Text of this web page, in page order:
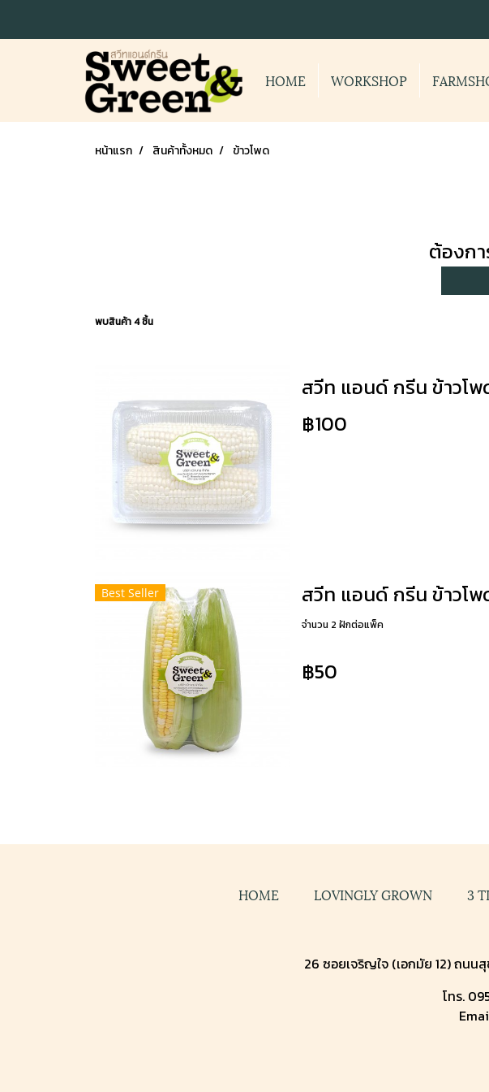
HOME WORKSHOP
หน้าแรก สินค้าทั้งหมด ข้าวโพด
ต้องก
พบสินค้า 4 ชิ้น
฿100
Best Seller
จำนวน 2 ฝักต่อแพ็ค
฿50
HOME LOVINGLY GROWN 3
26 ซอยเจริญใจ (เอกมัย 12) ถนน
โทร.